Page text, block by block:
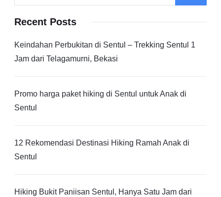
Recent Posts
Keindahan Perbukitan di Sentul – Trekking Sentul 1
Jam dari Telagamurni, Bekasi
Promo harga paket hiking di Sentul untuk Anak di
Sentul
12 Rekomendasi Destinasi Hiking Ramah Anak di
Sentul
Hiking Bukit Paniisan Sentul, Hanya Satu Jam dari